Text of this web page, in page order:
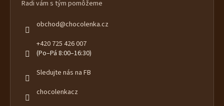
Radi vám s tým pomôžeme
obchod@chocolenka.cz
+420 725 426 007
(Po–Pá 8:00–16:30)
Sledujte nás na FB
chocolenkacz